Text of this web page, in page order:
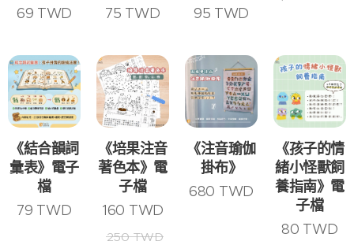
69 TWD 75 TWD 95 TWD
《結合韻詞
彙表》電子
檔
79 TWD
《培果注音
著色本》電
子檔
160 TWD
250TWD
《注音瑜伽
掛布》
680 TWD
《孩子的情
緒小怪獸飼
養指南》電
子檔
80 TWD